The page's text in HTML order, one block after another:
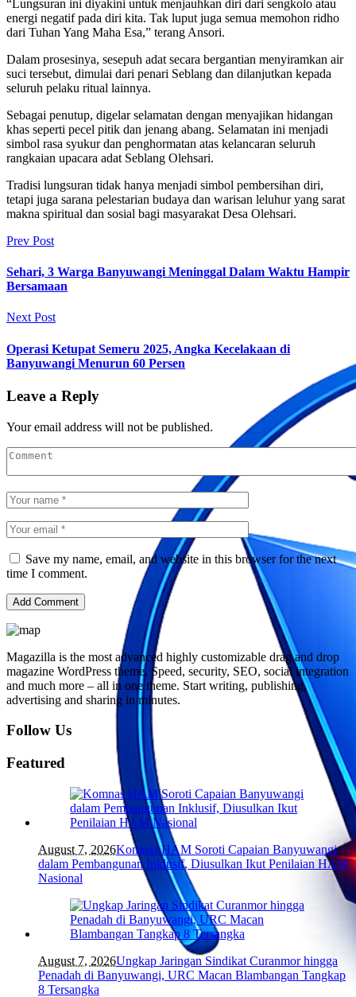
“Lungsuran ini diyakini untuk menjauhkan diri dari sengkolo atau
energi negatif pada diri kita. Tak luput juga semua memohon ridho
dari Tuhan Yang Maha Esa,” terang Ansori.
Dalam prosesinya, sesepuh adat secara bergantian menyiramkan air
suci tersebut, dimulai dari penari Seblang dan dilanjutkan kepada
seluruh pelaku ritual lainnya.
Sebagai penutup, digelar selamatan dengan menyajikan hidangan
khas seperti pecel pitik dan jenang abang. Selamatan ini menjadi
simbol rasa syukur dan penghormatan atas kelancaran seluruh
rangkaian upacara adat Seblang Olehsari.
Tradisi lungsuran tidak hanya menjadi simbol pembersihan diri,
tetapi juga sarana pelestarian budaya dan warisan leluhur yang sarat
makna spiritual dan sosial bagi masyarakat Desa Olehsari.
Prev Post
Sehari, 3 Warga Banyuwangi Meninggal Dalam Waktu Hampir
Bersamaan
Next Post
Operasi Ketupat Semeru 2025, Angka Kecelakaan di
Banyuwangi Menurun 60 Persen
Leave a Reply
Your email address will not be published.
Save my name, email, and website in this browser for the next
time I comment.
Magazilla is the most advanced highly customizable drag and drop
magazine WordPress theme. Speed, security, SEO, social integration
and much more – all in one theme. Start writing, publishing,
advertising and sharing in minutes.
Follow Us
Featured
August 7, 2026Komnas HAM Soroti Capaian Banyuwangi
dalam Pembangunan Inklusif, Diusulkan Ikut Penilaian HAM
Nasional
August 7, 2026Ungkap Jaringan Sindikat Curanmor hingga
Penadah di Banyuwangi, URC Macan Blambangan Tangkap
8 Tersangka